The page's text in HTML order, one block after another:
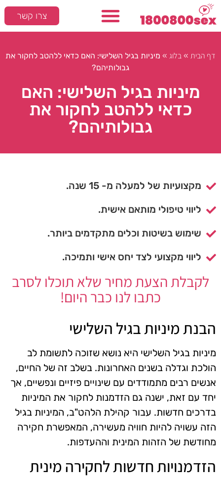
צרו קשר
דף הבית » בלוג » מיניות בגיל השלישי: האם כדאי ללהטב לחקור את
גבולותיהם?
מיניות בגיל השלישי: האם
כדאי ללהטב לחקור את
גבולותיהם?
מקצועיות של למעלה מ- 15 שנה.
ליווי טיפולי מותאם אישית.
שימוש בשיטות וכלים מתקדמים ביותר.
ליווי מקצועי לצד יחס אישי ותמיכה.
לקבלת הצעת מחיר שלא תוכלו לסרב
כתבו לנו כבר היום!
הבנת מיניות בגיל השלישי
מיניות בגיל השלישי היא נושא שזוכה לתשומת לב
הולכת וגדלה בשנים האחרונות. בשלב זה של החיים,
אנשים רבים מתמודדים עם שינויים פיזיים ונפשיים, אך
יחד עם זאת, ישנה גם הזדמנות לחקור את המיניות
בדרכים חדשות. עבור קהילת הלהט"ב, המיניות בגיל
הזה עשויה להיות חוויה מעשירה, המאפשרת חקירה
מחודשת של הזהות המינית וההעדפות.
הזדמנויות חדשות לחקירה מינית